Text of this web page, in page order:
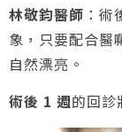
林敬鈞醫師 ：
象，只要配合醫
自然漂亮。
術後 1 週的回診